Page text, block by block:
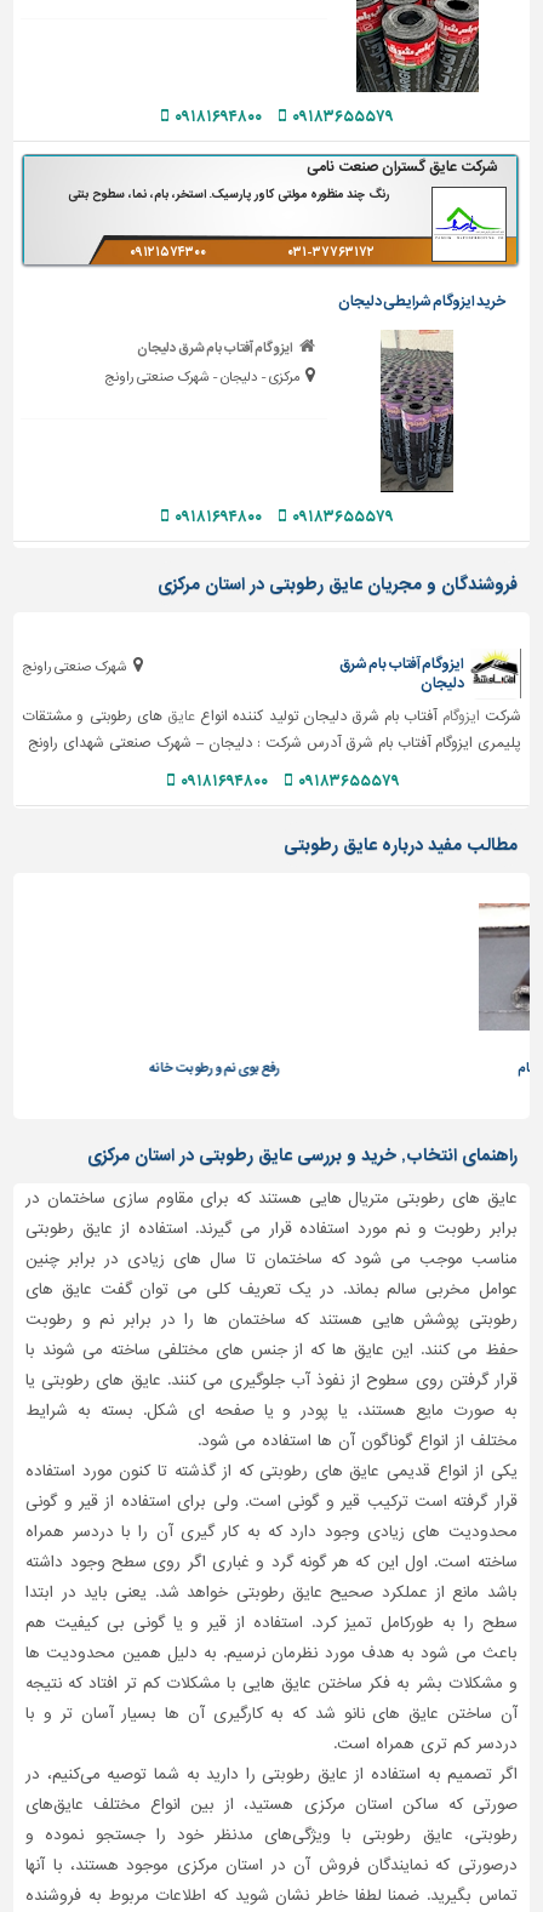
محوطه
سازی
و
ساخت
و
ساز
ساختمان
ترافیک
سازه
سایر
۰۹۱۸۳۶۵۵۵۷۹ ۰۹۱۸۱۶۹۴۸۰۰
شرکت عایق گستران صنعت نامی
رنگ چند منظوره مولتی کاور پارسیک. استخر، بام، نما، سطوح بتنی
۰۹۱۲۱۵۷۴۳۰۰ ۰۳۱-۳۷۷۶۳۱۷۲
خرید ایزوگام شرایطی دلیجان
ایزوگام آفتاب بام شرق دلیجان
مرکزی - دلیجان - شهرک صنعتی راونج
۰۹۱۸۳۶۵۵۵۷۹ ۰۹۱۸۱۶۹۴۸۰۰
فروشندگان و مجریان عایق رطوبتی در استان مرکزی
شهرک صنعتی راونج
ایزوگام آفتاب بام شرق
دلیجان
شرکت ایزوگام آفتاب بام شرق دلیجان تولید کننده انواع عایق های رطوبتی و مشتقات
پلیمری ایزوگام آفتاب بام شرق آدرس شرکت : دلیجان – شهرک صنعتی شهدای راونج
۰۹۱۸۳۶۵۵۵۷۹ ۰۹۱۸۱۶۹۴۸۰۰
مطالب مفید درباره عایق رطوبتی
رفع بوی نم و رطوبت خانه
راهنمای انتخاب, خرید و بررسی عایق رطوبتی در استان مرکزی
عایق های رطوبتی متریال هایی هستند که برای مقاوم سازی ساختمان در
برابر رطوبت و نم مورد استفاده قرار می گیرند. استفاده از عایق رطوبتی
مناسب موجب می شود که ساختمان تا سال های زیادی در برابر چنین
عوامل مخربی سالم بماند. در یک تعریف کلی می توان گفت عایق های
رطوبتی پوشش هایی هستند که ساختمان ها را در برابر نم و رطوبت
حفظ می کنند. این عایق ها که از جنس های مختلفی ساخته می شوند با
قرار گرفتن روی سطوح از نفوذ آب جلوگیری می کنند. عایق های رطوبتی یا
به صورت مایع هستند، یا پودر و یا صفحه ای شکل. بسته به شرایط
مختلف از انواع گوناگون آن ها استفاده می شود.
یکی از انواع قدیمی عایق های رطوبتی که از گذشته تا کنون مورد استفاده
قرار گرفته است ترکیب قیر و گونی است. ولی برای استفاده از قیر و گونی
محدودیت های زیادی وجود دارد که به کار گیری آن را با دردسر همراه
ساخته است. اول این که هر گونه گرد و غباری اگر روی سطح وجود داشته
باشد مانع از عملکرد صحیح عایق رطوبتی خواهد شد. یعنی باید در ابتدا
سطح را به طورکامل تمیز کرد. استفاده از قیر و یا گونی بی کیفیت هم
باعث می شود به هدف مورد نظرمان نرسیم. به دلیل همین محدودیت ها
و مشکلات بشر به فکر ساختن عایق هایی با مشکلات کم تر افتاد که نتیجه
آن ساختن عایق های نانو شد که به کارگیری آن ها بسیار آسان تر و با
دردسر کم تری همراه است.
اگر تصمیم به استفاده از عایق رطوبتی را دارید به شما توصیه می‌کنیم، در
صورتی که ساکن استان مرکزی هستید، از بین انواع مختلف عایق‌های
رطوبتی، عایق رطوبتی با ویژگی‌های مدنظر خود را جستجو نموده و
درصورتی‌ که نمایندگان فروش آن در استان مرکزی موجود هستند، با آنها
تماس بگیرید. ضمنا لطفا خاطر نشان شوید که اطلاعات مربوط به فروشنده